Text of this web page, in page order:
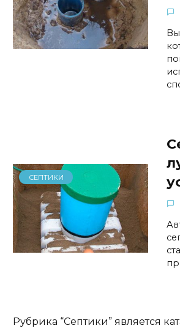
СЕПТИКИ
Рубрика “Септики” является